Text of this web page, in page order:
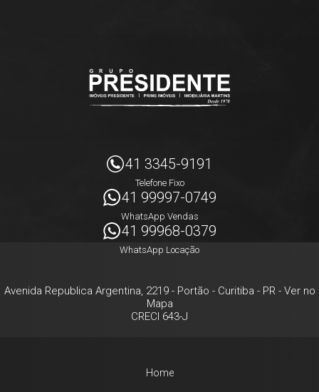
41 3345-9191
Telefone Fixo
41 99997-0749
WhatsApp Vendas
41 99968-0379
WhatsApp Locação
Avenida Republica Argentina, 2219- Portão - Curitiba - PR- Ver no
Mapa
CRECI 643-J
Home